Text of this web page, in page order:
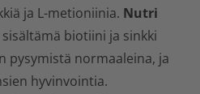
ja L-metioniinia. Nutri
sisältämä biotiini ja sinkki
pysymistä normaaleina, ja
hyvinvointia.